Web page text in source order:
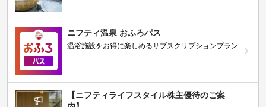
ニフティ温泉 おふろパス
温浴施設をお得に楽しめるサブスクリプションプラン
【ニフティライフスタイル株主優待のご案